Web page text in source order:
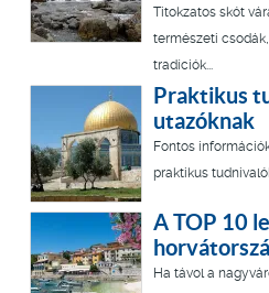
Titokzatos skót
természeti
tradíciók...
Praktikus
utazóknak
Fontos
praktikus
A TOP 10
Ha távol a